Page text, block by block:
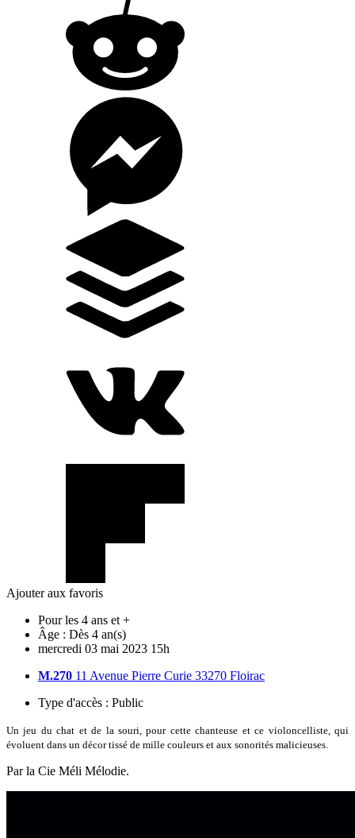
Ajouter aux favoris
Pour les 4 ans et +
Âge : Dès 4 an(s)
mercredi 03 mai 2023 15h
M.270 11 Avenue Pierre Curie 33270 Floirac
Type d'accès : Public
Un jeu du chat et de la souri, pour cette chanteuse et ce violoncelliste, qui
évoluent dans un décor tissé de mille couleurs et aux sonorités malicieuses.
Par la Cie Méli Mélodie.